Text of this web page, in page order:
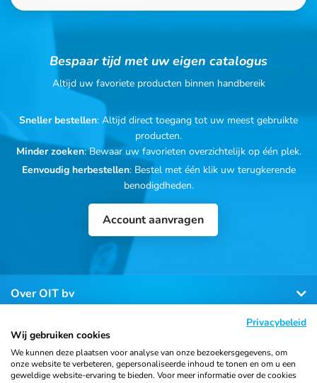
Bespaar tijd met uw eigen catalogus
Altijd uw favoriete producten binnen handbereik
Sneller bestellen: Altijd direct toegang tot uw meest gebruikte
producten.
Minder zoeken: Bewaar uw favorieten overzichtelijk op één plek.
Eenvoudig herbestellen: Bestel met één klik uw terugkerende
benodigdheden.
Account aanvragen
Over OIT bv
Klantenservice
Contact
Privacybeleid
Wij gebruiken cookies
We kunnen deze plaatsen voor analyse van onze bezoekersgegevens, om
onze website te verbeteren, gepersonaliseerde inhoud te tonen en om u een
geweldige website-ervaring te bieden. Voor meer informatie over de cookies